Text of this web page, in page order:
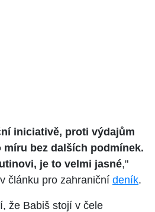
iniciativě, proti výdajům
míru bez dalších podmínek.
je to velmi jasné,"
článku pro zahraniční deník.
že Babiš stojí v čele